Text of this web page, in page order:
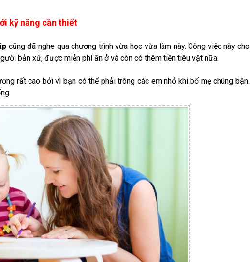
kỹ năng cần thiết
cũng đã nghe qua chương trình vừa học vừa làm này. Công việc này cho
bản xứ, được miễn phí ăn ở và còn có thêm tiền tiêu vặt nữa.
rất cao bởi vì bạn có thể phải trông các em nhỏ khi bố mẹ chúng bận.